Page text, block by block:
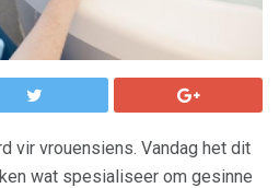
vir vrouensiens. Vandag het dit
wat spesialiseer om gesinne